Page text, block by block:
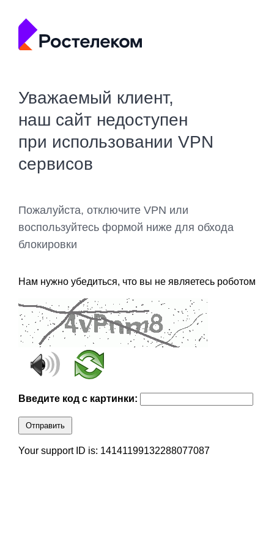
Уважаемый клиент,
наш сайт недоступен
при использовании VPN
сервисов
Пожалуйста, отключите VPN или
воспользуйтесь формой ниже для обхода
блокировки
Нам нужно убедиться, что вы не являетесь роботом
Введите код с картинки:
Отправить
Your support ID is: 14141199132288077087